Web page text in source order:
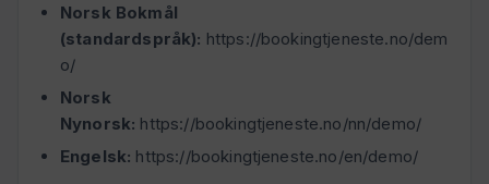
Norsk Bokmål
(standardspråk): https://bookingtjeneste.no/dem
o/
Norsk
Nynorsk: https://bookingtjeneste.no/nn/demo/
Engelsk: https://bookingtjeneste.no/en/demo/